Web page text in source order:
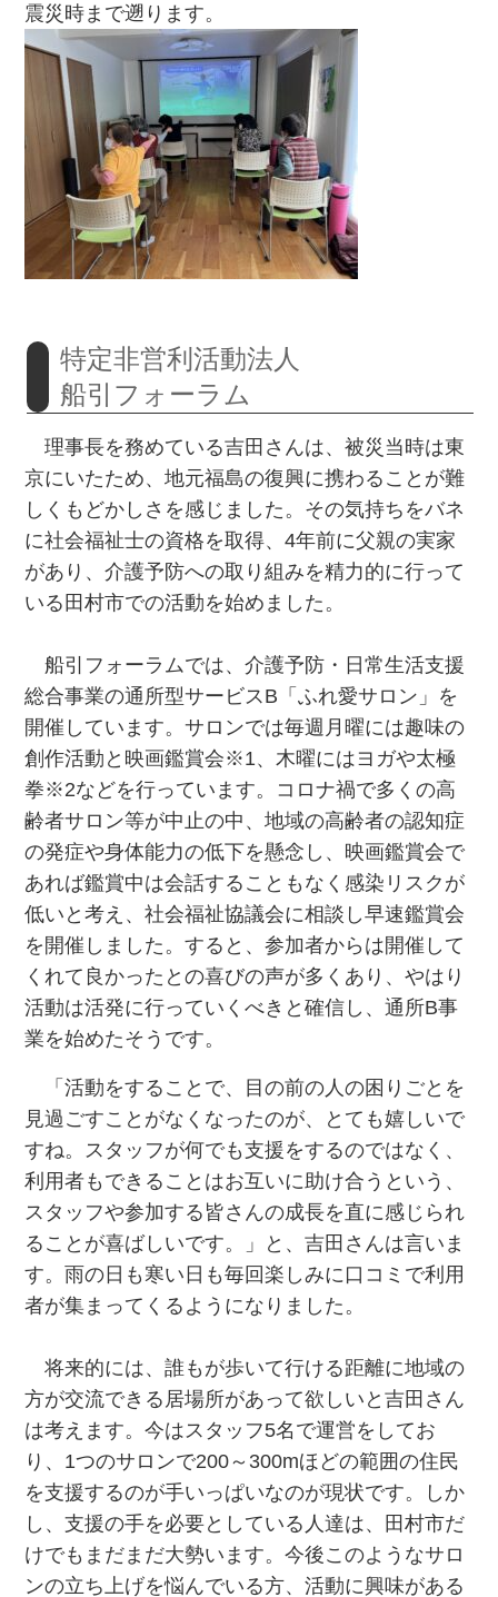
震災時まで遡ります。
特定非営利活動法人
船引フォーラム
理事長を務めている吉田さんは、被災当時は東
京にいたため、地元福島の復興に携わることが難
しくもどかしさを感じました。その気持ちをバネ
に社会福祉士の資格を取得、4年前に父親の実家
があり、介護予防への取り組みを精力的に行って
いる田村市での活動を始めました。
船引フォーラムでは、介護予防・日常生活支援
総合事業の通所型サービスB「ふれ愛サロン」を
開催しています。サロンでは毎週月曜には趣味の
創作活動と映画鑑賞会※1、木曜にはヨガや太極
拳※2などを行っています。コロナ禍で多くの高
齢者サロン等が中止の中、地域の高齢者の認知症
の発症や身体能力の低下を懸念し、映画鑑賞会で
あれば鑑賞中は会話することもなく感染リスクが
低いと考え、社会福祉協議会に相談し早速鑑賞会
を開催しました。すると、参加者からは開催して
くれて良かったとの喜びの声が多くあり、やはり
活動は活発に行っていくべきと確信し、通所B事
業を始めたそうです。
「活動をすることで、目の前の人の困りごとを
見過ごすことがなくなったのが、とても嬉しいで
すね。スタッフが何でも支援をするのではなく、
利用者もできることはお互いに助け合うという、
スタッフや参加する皆さんの成長を直に感じられ
ることが喜ばしいです。」と、吉田さんは言いま
す。雨の日も寒い日も毎回楽しみに口コミで利用
者が集まってくるようになりました。
将来的には、誰もが歩いて行ける距離に地域の
方が交流できる居場所があって欲しいと吉田さん
は考えます。今はスタッフ5名で運営をしてお
り、1つのサロンで200～300mほどの範囲の住民
を支援するのが手いっぱいなのが現状です。しか
し、支援の手を必要としている人達は、田村市だ
けでもまだまだ大勢います。今後このようなサロ
ンの立ち上げを悩んでいる方、活動に興味がある